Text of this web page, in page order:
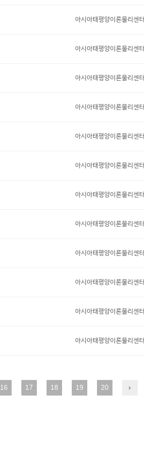
아시아태평양이론물리센터
아시아태평양이론물리센터
아시아태평양이론물리센터
아시아태평양이론물리센터
아시아태평양이론물리센터
아시아태평양이론물리센터
아시아태평양이론물리센터
아시아태평양이론물리센터
아시아태평양이론물리센터
아시아태평양이론물리센터
아시아태평양이론물리센터
아시아태평양이론물리센터
16 17 18 19 20